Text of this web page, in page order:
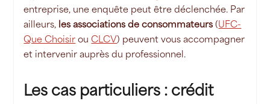
entreprise, une enquête peut être déclenchée. Par
ailleurs, les associations de consommateurs (UFC-
Que Choisir ouCLCV) peuvent vous accompagner
et intervenir auprès du professionnel.
Les cas particuliers : crédit